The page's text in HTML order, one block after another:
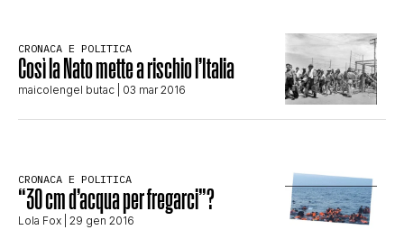
SCIENZA E TECNOLOGIA
STORIA E CITAZIONI
CRONACA E POLITICA
Così la Nato mette a rischio l’Italia
maicolengel butac | 03 mar 2016
CRONACA E POLITICA
“30 cm d’acqua per fregarci”?
Lola Fox | 29 gen 2016